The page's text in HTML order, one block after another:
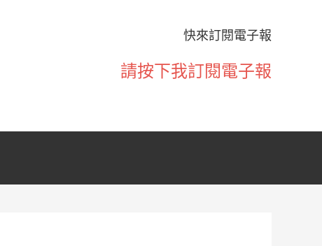
快來訂閱電子報
請按下我訂閱電子報